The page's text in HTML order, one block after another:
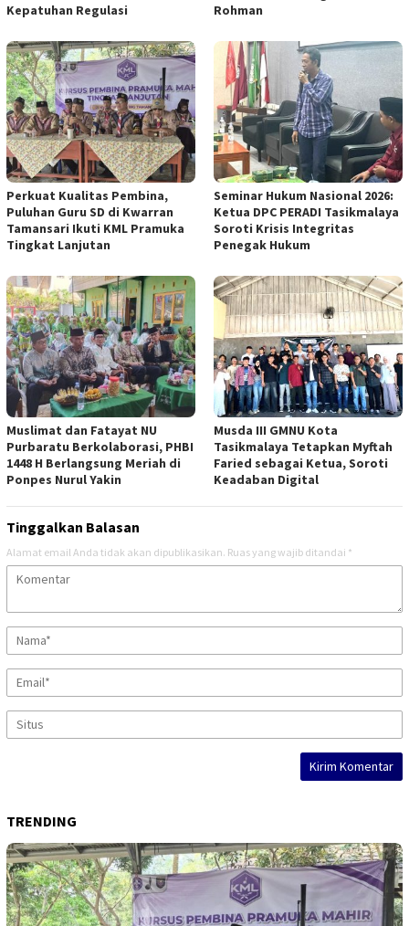
Kepatuhan Regulasi
Rohman
Perkuat Kualitas Pembina,
Puluhan Guru SD di Kwarran
Tamansari Ikuti KML Pramuka
Tingkat Lanjutan
Seminar Hukum Nasional 2026:
Ketua DPC PERADI Tasikmalaya
Soroti Krisis Integritas
Penegak Hukum
Muslimat dan Fatayat NU
Purbaratu Berkolaborasi, PHBI
1448 H Berlangsung Meriah di
Ponpes Nurul Yakin
Musda III GMNU Kota
Tasikmalaya Tetapkan Myftah
Faried sebagai Ketua, Soroti
Keadaban Digital
Tinggalkan Balasan
Alamat email Anda tidak akan dipublikasikan. Ruas yang wajib ditandai *
TRENDING